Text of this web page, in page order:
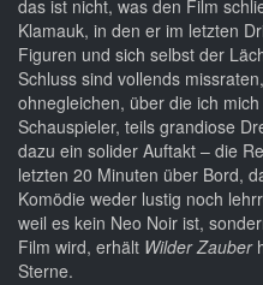
das ist nicht, was den Film
Klamauk, in den er im letzten
Figuren und sich selbst der
Schluss sind vollends
ohnegleichen, über die ich
Schauspieler, teils grandiose
dazu ein solider Auftakt – die
letzten 20 Minuten über Bord,
Komödie weder lustig noch
weil es kein Neo Noir ist,
Film wird, erhält Wilder Zauber
Sterne.